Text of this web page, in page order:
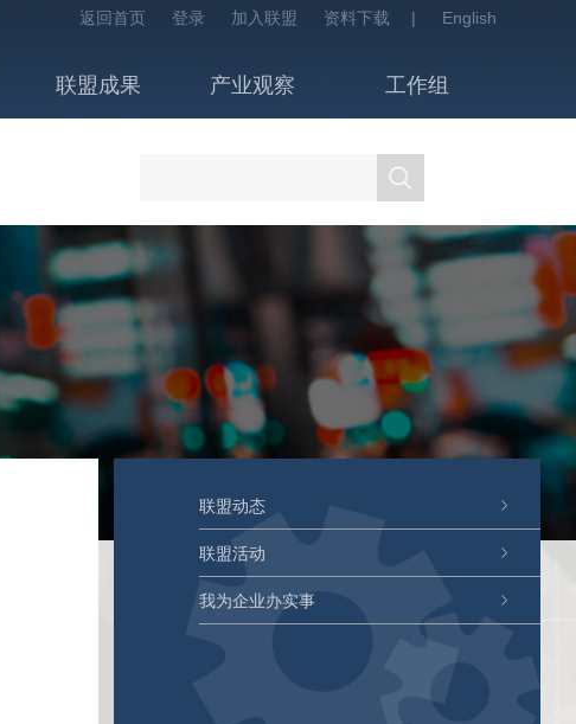
返回首页 登录 加入联盟 资料下载 | English
联盟成果 产业观察
工作组
联盟动态
联盟活动
我为企业办实事